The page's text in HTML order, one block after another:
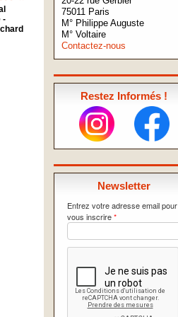
75011 Paris
M° Philippe Auguste
M° Voltaire
Contactez-nous
Restez Informés !
Newsletter
Entrez votre adresse email pour
vous inscrire*
-